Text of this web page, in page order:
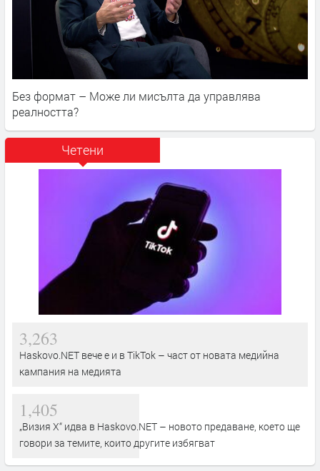
Без формат – Може ли мисълта да управлява
реалността?
Четени
3,263
Haskovo.NET вече е и в TikTok – част от новата медийна
кампания на медията
1,405
„Визия Х“ идва в Haskovo.NET – новото предаване, което ще
говори за темите, които другите избягват